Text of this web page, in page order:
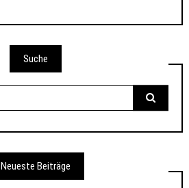
Suche
Neueste Beiträge